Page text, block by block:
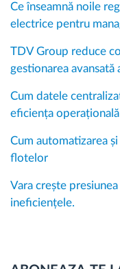
Ce înseamnă noile
electrice pentru
TDV Group reduce
gestionarea avansată
Cum datele
eficiența operațională
Cum automatizarea
flotelor
Vara crește
ineficiențele.